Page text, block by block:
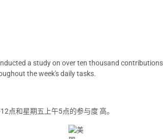
a study on over ten thousand
the week's daily tasks.
点和星期五上午5点的参与度 高。